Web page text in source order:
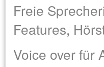
Freie
Features,
Voice over für